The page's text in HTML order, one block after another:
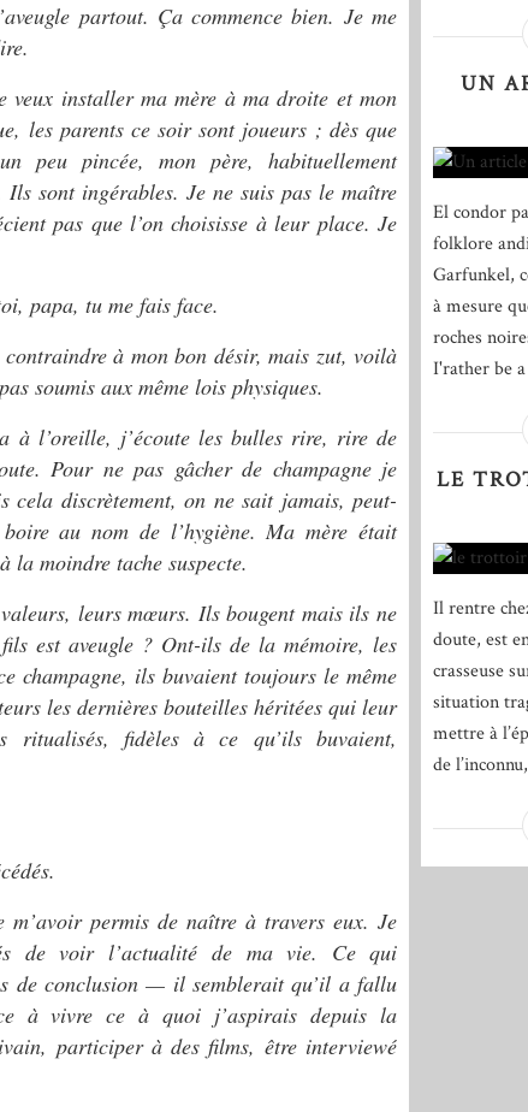
partout. Ça commence bien. Je me
veux installer ma mère à ma droite et mon
les parents ce soir sont joueurs ; dès que
peu pincée, mon père, habituellement
sont ingérables. Je ne suis pas le maître
pas que l’on choisisse à leur place. Je
papa, tu me fais face.
à mon bon désir, mais zut, voilà
soumis aux même lois physiques.
à l’oreille, j’écoute les bulles rire, rire de
Pour ne pas gâcher de champagne je
cela discrètement, on ne sait jamais, peut-
au nom de l’hygiène. Ma mère était
la moindre tache suspecte.
leurs mœurs. Ils bougent mais ils ne
est aveugle ? Ont-ils de la mémoire, les
champagne, ils buvaient toujours le même
les dernières bouteilles héritées qui leur
ritualisés, fidèles à ce qu’ils buvaient,
permis de naître à travers eux. Je
de voir l’actualité de ma vie. Ce qui
de conclusion — il semblerait qu’il a fallu
à vivre ce à quoi j’aspirais depuis la
participer à des films, être interviewé
UN
El condor
folklore
Garfunkel,
à mesure
roches
I'rather be
LE
Il rentre
doute, est
crasseuse
situation
mettre à
de